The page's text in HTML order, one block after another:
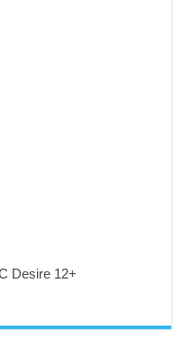
Desire 12+